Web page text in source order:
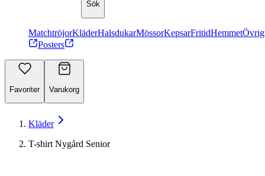
Sök
MatchtröjorKläderHalsdukarMössorKepsarFritidHemmet
Posters
Favoriter Varukorg
Kläder
T-shirt Nygård Senior